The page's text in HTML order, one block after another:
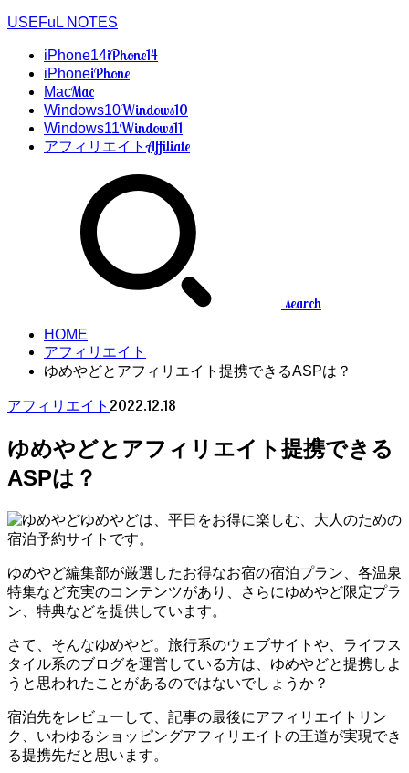
USEFuL NOTES
iPhone14iPhone14
iPhoneiPhone
MacMac
Windows10Windows10
Windows11Windows11
アフィリエイトAffiliate
search
HOME
アフィリエイト
ゆめやどとアフィリエイト提携できるASPは？
アフィリエイト 2022.12.18
ゆめやどとアフィリエイト提携できる
ASPは？
ゆめやどは、平日をお得に楽しむ、大人のための
宿泊予約サイトです。
ゆめやど編集部が厳選したお得なお宿の宿泊プラン、各温泉
特集など充実のコンテンツがあり、さらにゆめやど限定プラ
ン、特典などを提供しています。
さて、そんなゆめやど。旅行系のウェブサイトや、ライフス
タイル系のブログを運営している方は、ゆめやどと提携しよ
うと思われたことがあるのではないでしょうか？
宿泊先をレビューして、記事の最後にアフィリエイトリン
ク、いわゆるショッピングアフィリエイトの王道が実現でき
る提携先だと思います。